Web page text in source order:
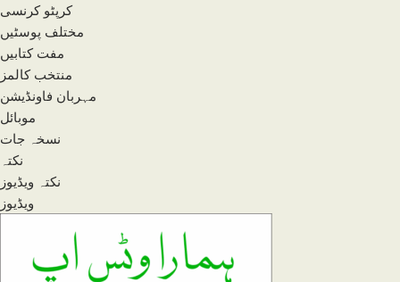
کرپٹو کرنسی
مختلف پوسٹیں
مفت کتابیں
منتخب کالمز
مہربان فاونڈیشن
موبائل
نسخہ جات
نکتہ
نکتہ ویڈیوز
ویڈیوز